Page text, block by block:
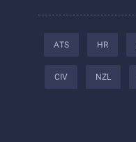
HR
ATS
NZL
CIV